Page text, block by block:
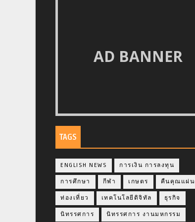
AD BANNER
TAGS
ENGLISH NEWS การเงิน การลงทุน
การศึกษา กีฬา เกษตร คืนคุณแผ่
ท่องเที่ยว เทคโนโลยีดิจิทัล ธุรกิจ
นิทรรศการ นิทรรศการ งานมหกรรม